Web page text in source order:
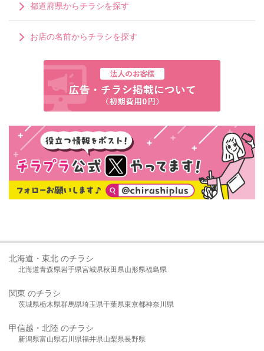
都道府県からチラシを探す
お店の名前からチラシを探す
北海道・東北 のチラシ
北海道青森県岩手県宮城県秋田県山形県福島県
関東 のチラシ
茨城県栃木県群馬県埼玉県千葉県東京都神奈川県
甲信越・北陸 のチラシ
新潟県富山県石川県福井県山梨県長野県